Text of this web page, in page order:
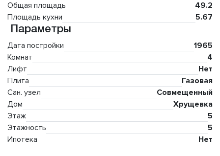
Общая площадь
49.2
Площадь кухни
5.67
Параметры
Дата постройки
1965
Комнат
4
Лифт
Нет
Плита
Газовая
Сан. узел
Совмещенный
Дом
Хрущевка
Этаж
5
Этажность
5
Ипотека
Нет